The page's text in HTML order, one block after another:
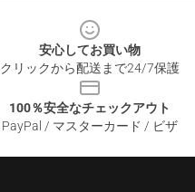
安心してお買い物
クリックから配送まで24/7保護
100％安全なチェックアウト
PayPal / マスターカード / ビザ